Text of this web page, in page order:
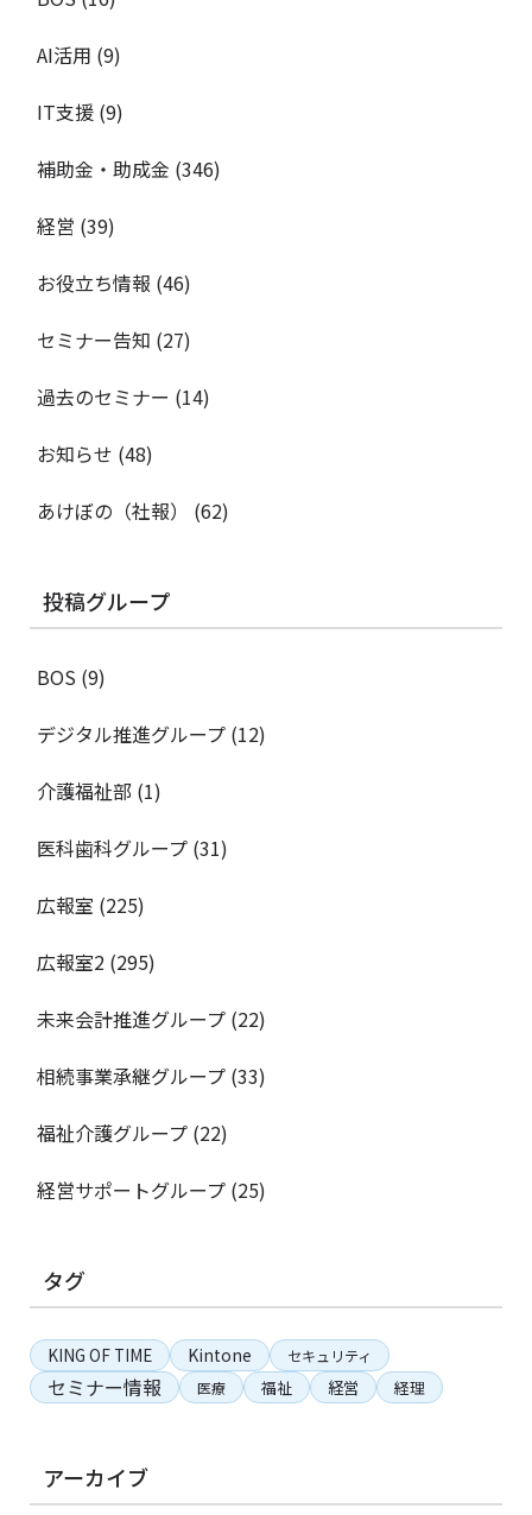
AI活用 (9)
IT支援 (9)
補助金・助成金 (346)
経営 (39)
お役立ち情報 (46)
セミナー告知 (27)
過去のセミナー (14)
お知らせ (48)
あけぼの（社報）
(62)
投稿グループ
BOS (9)
デジタル推進グループ (12)
介護福祉部 (1)
医科歯科グループ (31)
広報室 (225)
広報室2 (295)
未来会計推進グループ (22)
相続事業承継グループ (33)
福祉介護グループ (22)
経営サポートグループ (25)
タグ
KING OF TIME Kintone セキュリティ
セミナー情報 医療 福祉 経営 経理
アーカイブ